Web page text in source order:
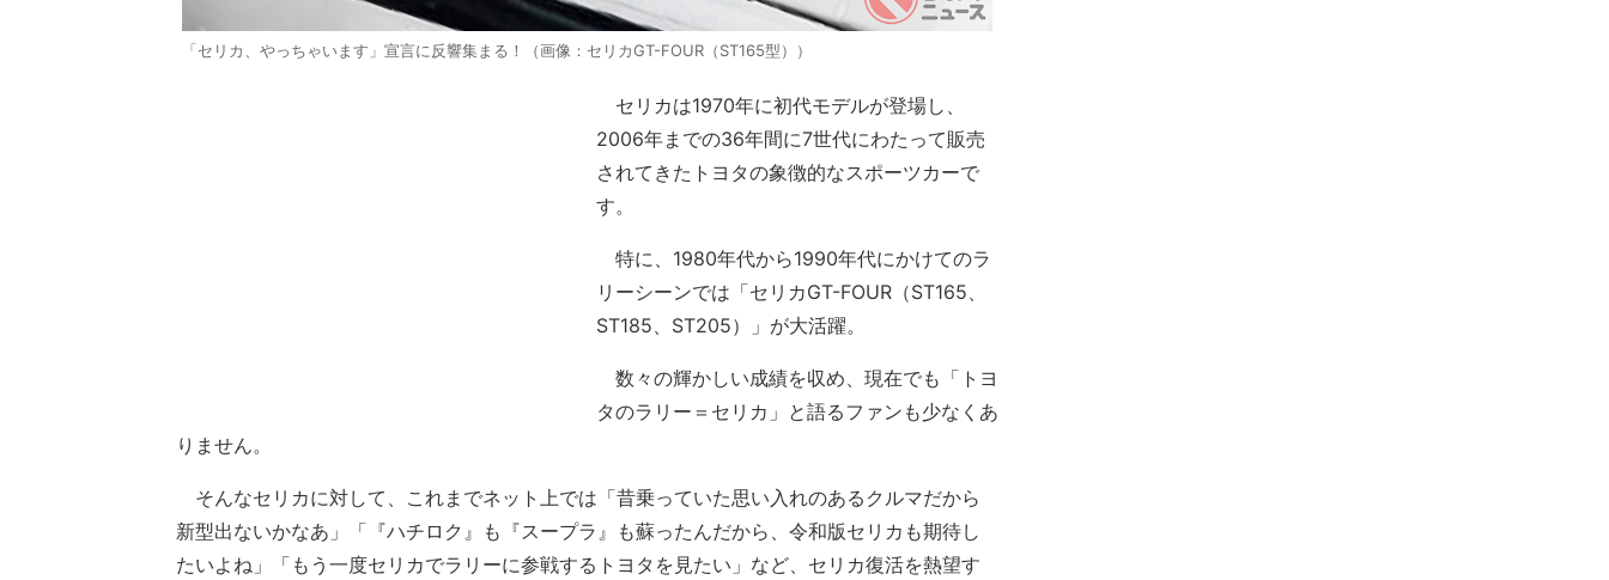
「セリカ、やっちゃいます」宣言に反響集まる！（画像：セリカGT-FOUR（ST165型））
セリカは1970年に初代モデルが登場し、
2006年までの36年間に7世代にわたって販売
されてきたトヨタの象徴的なスポーツカーで
す。
特に、1980年代から1990年代にかけてのラ
リーシーンでは「セリカGT-FOUR（ST165、
ST185、ST205）」が大活躍。
数々の輝かしい成績を収め、現在でも「トヨ
タのラリー＝セリカ」と語るファンも少なくあ
りません。
そんなセリカに対して、これまでネット上では「昔乗っていた思い入れのあるクルマだから
新型出ないかなあ」「『ハチロク』も『スープラ』も蘇ったんだから、令和版セリカも期待し
たいよね」「もう一度セリカでラリーに参戦するトヨタを見たい」など、セリカ復活を熱望す